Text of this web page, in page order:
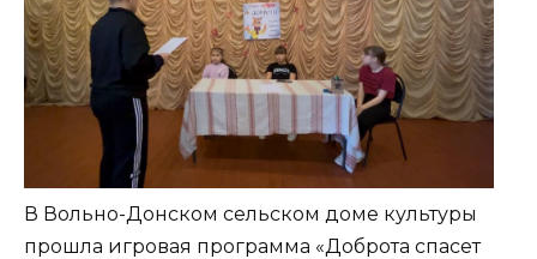
В Вольно-Донском сельском доме культуры
прошла игровая программа «Доброта спасет